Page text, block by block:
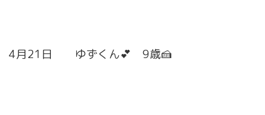
4月21日 ゆずくん💕 9歳🍰